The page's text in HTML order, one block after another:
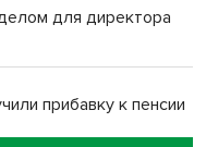
для директора
прибавку к пенсии